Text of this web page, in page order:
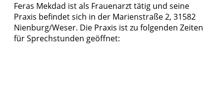
Feras Mekdad ist als Frauenarzt tätig und seine
Praxis befindet sich in der Marienstraße 2, 31582
Nienburg/Weser. Die Praxis ist zu folgenden Zeiten
für Sprechstunden geöffnet: